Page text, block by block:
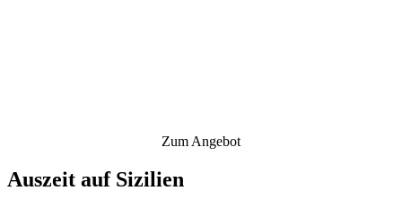
Zum Angebot
Auszeit auf Sizilien